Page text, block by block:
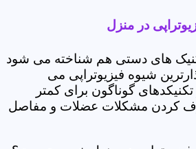
در منزل
های دستی هم شناخته می شود
شیوه فیزیوتراپی می
گوناگون برای کمتر
کردن مشکلات عضلات و مفاصل